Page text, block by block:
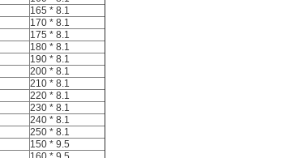
165 * 8.1
170 * 8.1
175 * 8.1
180 * 8.1
190 * 8.1
200 * 8.1
210 * 8.1
220 * 8.1
230 * 8.1
240 * 8.1
250 * 8.1
150 * 9.5